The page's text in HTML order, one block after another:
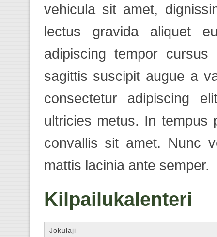
vehicula sit amet,
lectus gravida aliquet
adipiscing tempor
sagittis suscipit augue a
consectetur adipiscing
ultricies metus. In tempus
convallis sit amet. Nunc
mattis lacinia ante semper.
Kilpailukalenteri
Jokulaji